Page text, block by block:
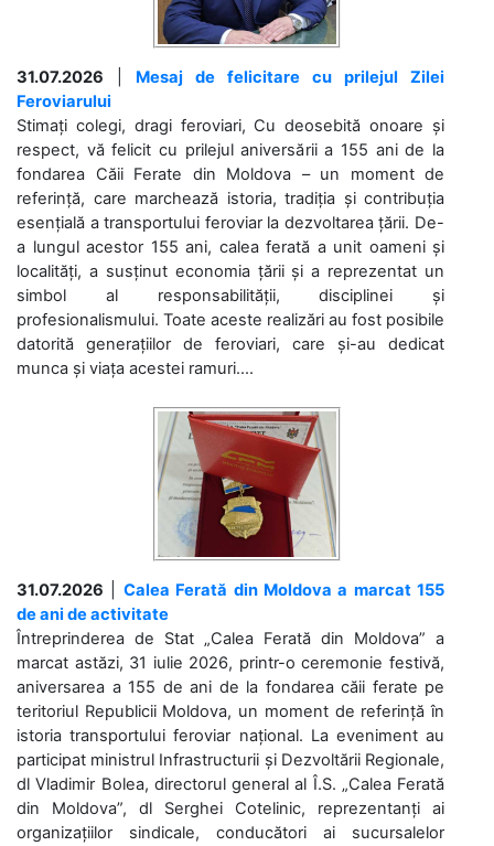
31.07.2026
Mesaj de felicitare cu prilejul Zilei
Feroviarului
Stimați colegi, dragi feroviari, Cu deosebită onoare și
respect, vă felicit cu prilejul aniversării a 155 ani de la
fondarea Căii Ferate din Moldova – un moment de
referință, care marchează istoria, tradiția și contribuția
esențială a transportului feroviar la dezvoltarea țării. De-
a lungul acestor 155 ani, calea ferată a unit oameni și
localități, a susținut economia țării și a reprezentat un
simbol al responsabilității, disciplinei și
profesionalismului. Toate aceste realizări au fost posibile
datorită generațiilor de feroviari, care și-au dedicat
munca și viața acestei ramuri....
31.07.2026
Calea Ferată din Moldova a marcat 155
de ani de activitate
Întreprinderea de Stat „Calea Ferată din Moldova” a
marcat astăzi, 31 iulie 2026, printr-o ceremonie festivă,
aniversarea a 155 de ani de la fondarea căii ferate pe
teritoriul Republicii Moldova, un moment de referință în
istoria transportului feroviar național. La eveniment au
participat ministrul Infrastructurii și Dezvoltării Regionale,
dl Vladimir Bolea, directorul general al Î.S. „Calea Ferată
din Moldova”, dl Serghei Cotelinic, reprezentanți ai
organizațiilor sindicale, conducători ai sucursalelor